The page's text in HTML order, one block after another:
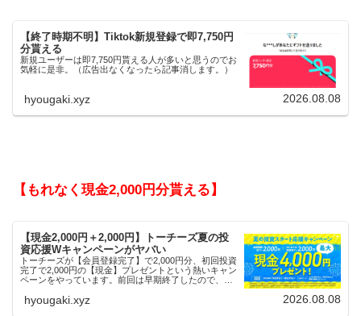
【終了時期不明】Tiktok新規登録で即7,750円
分貰える
新規ユーザーは即7,750円貰える人が多いと思うのでお
気軽に是非。（広告出なくなったら記事消します。）
hyougaki.xyz 2026.08.08
【もれなく現金2,000円分貰える】
【現金2,000円＋2,000円】トーチーズ夏の投
資応援Wキャンペーンがヤバい
トーチーズが【会員登録完了】で2,000円分、初回投資
完了で2,000円の【現金】プレゼントという熱いキャン
ペーンをやっています。前回は早期終了したので、使
hyougaki.xyz 2026.08.08